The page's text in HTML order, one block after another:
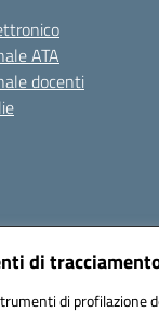
di
di profilazione
ATA
docenti